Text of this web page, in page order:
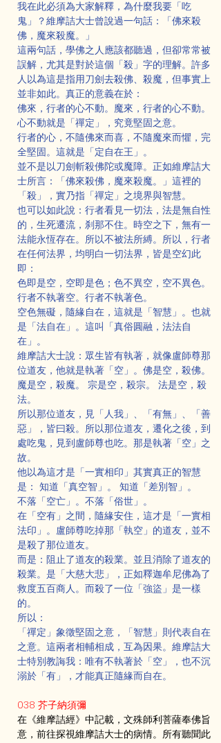
我在此必須為大家解釋，為什麼我要「吃
鬼」？維摩詰大士曾說過一句話：「佛來殺
佛，魔來殺魔。」
這兩句話，學佛之人應該都聽過，但卻常常被
誤解，尤其是對於這個「殺」字的理解。許多
人以為這是指用刀劍去殺佛、殺魔，但事實上
並非如此。真正的意義在於：
佛來，行者的心不動。魔來，行者的心不動。
心不動就是「禪定」，究竟堅固之意。
行者的心，不隨佛來而喜，不隨魔來而懼，完
全堅固。這就是「定自在王」。
並不是以刀劍斬殺佛陀或魔障。正如維摩詰大
士所言：「佛來殺佛，魔來殺魔。」這裡的
「殺」，實乃指「禪定」之境界與智慧。
也可以如此說：行者看見一切法，法是無自性
的，生死遷流，刹那不住。時空之下，無有一
法能永恆存在。所以不被法所縛。所以，行者
在任何法界，均明白一切法界，皆是空幻此
即：
色即是空，空即是色；色不異空，空不異色。
行者不執著空。行者不執著色。
空色無礙，隨緣自在，這就是「智慧」。也就
是「法自在」。這叫「真俗圓融，法法自
在」。
維摩詰大士說：眾生皆有執著，就像盧師尊那
位道友，他就是執著「空」。佛是空，殺佛。
魔是空，殺魔。 宗是空，殺宗。 法是空，殺
法。
所以那位道友，見「人我」、「有無」、「善
惡」，皆曰殺。所以那位道友，遷化之後，到
處吃鬼，見到盧師尊也吃。那是執著「空」之
故。
他以為這才是「一實相印」其實真正的智慧
是： 知道「真空智」。 知道「差別智」。
不落「空亡」。不落「俗世」。
在「空有」之間，隨緣安住，這才是「一實相
法印」。盧師尊吃掉那「執空」的道友，並不
是殺了那位道友。
而是：阻止了道友的殺業。並且消除了道友的
殺業。是「大慈大悲」，正如釋迦牟尼佛為了
救度五百商人。而殺了一位「強盜」是一樣
的。
所以：
「禪定」象徵堅固之意，「智慧」則代表自在
之意。這兩者相輔相成，互為因果。維摩詰大
士特別教誨我：唯有不執著於「空」，也不沉
溺於「有」，才能真正隨緣而自在。
038 芥子納須彌
在《維摩詰經》中記載，文殊師利菩薩奉佛旨
意，前往探視維摩詰大士的病情。所有聽聞此